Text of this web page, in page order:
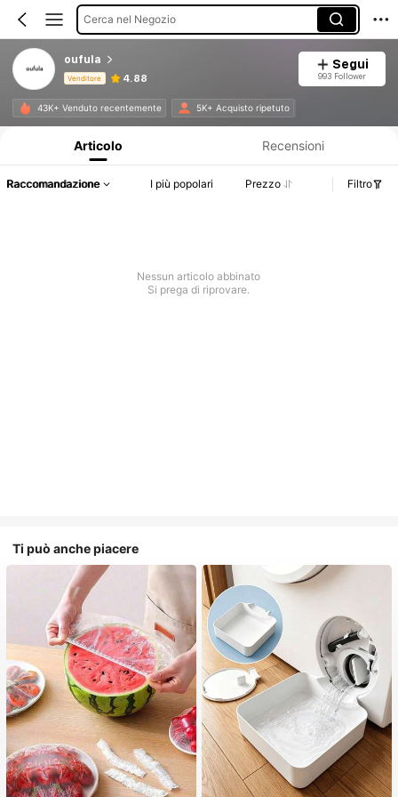
Cerca nel Negozio
oufula
Venditore 4.88
Segui
993 Follower
43K+ Venduto recentemente 5K+ Acquisto ripetuto
Articolo Recensioni
Raccomandazione I più popolari Prezzo Filtro
Nessun articolo abbinato
Si prega di riprovare.
Ti può anche piacere